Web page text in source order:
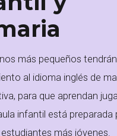
más pequeños
al idioma inglés de
para que aprendan
infantil está preparada
más jóvenes.